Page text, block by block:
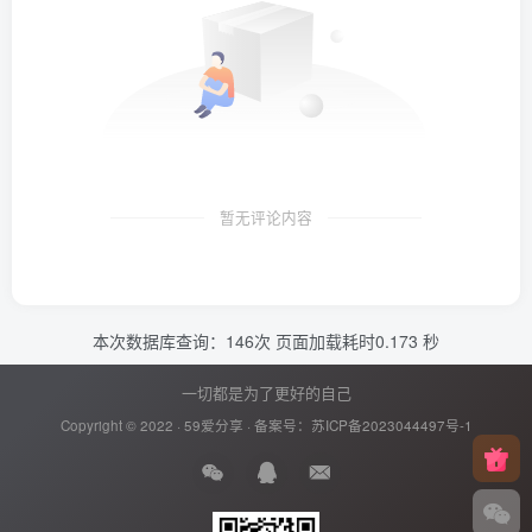
暂无评论内容
本次数据库查询：146次 页面加载耗时0.173 秒
一切都是为了更好的自己
Copyright © 2022 · 59爱分享 · 备案号： 苏ICP备2023044497号-1